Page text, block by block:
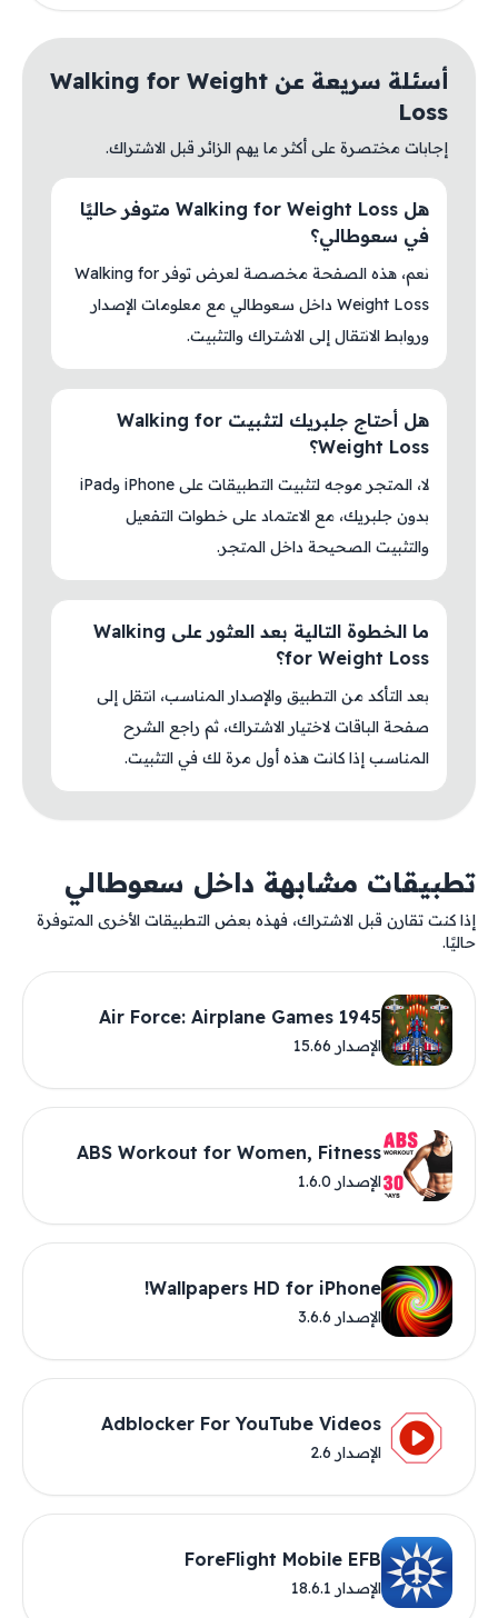
أسئلة سريعة عن Walking for Weight
Loss
إجابات مختصرة على أكثر ما يهم الزائر قبل الاشتراك.
هل Walking for Weight Loss متوفر حاليًا
في سعوطالي؟
نعم، هذه الصفحة مخصصة لعرض توفر Walking for
Weight Loss داخل سعوطالي مع معلومات الإصدار
وروابط الانتقال إلى الاشتراك والتثبيت.
هل أحتاج جلبريك لتثبيت Walking for
Weight Loss؟
لا، المتجر موجه لتثبيت التطبيقات على iPhone وiPad
بدون جلبريك، مع الاعتماد على خطوات التفعيل
والتثبيت الصحيحة داخل المتجر.
ما الخطوة التالية بعد العثور على Walking
for Weight Loss؟
بعد التأكد من التطبيق والإصدار المناسب، انتقل إلى
صفحة الباقات لاختيار الاشتراك، ثم راجع الشرح
المناسب إذا كانت هذه أول مرة لك في التثبيت.
تطبيقات مشابهة داخل سعوطالي
إذا كنت تقارن قبل الاشتراك، فهذه بعض التطبيقات الأخرى المتوفرة
حاليًا.
1945 Air Force: Airplane Games
الإصدار 15.66
ABS Workout for Women, Fitness
الإصدار 1.6.0
Wallpapers HD for iPhone!
الإصدار 3.6.6
Adblocker For YouTube Videos
الإصدار 2.6
ForeFlight Mobile EFB
الإصدار 18.6.1